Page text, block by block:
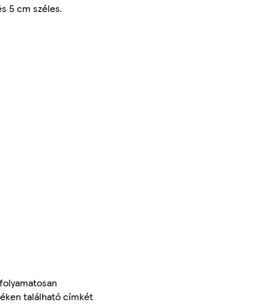
5 cm széles.
található címkét